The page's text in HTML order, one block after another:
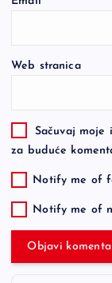
Web stranica
Sačuvaj moje
za buduće
Notify me of
Notify me of